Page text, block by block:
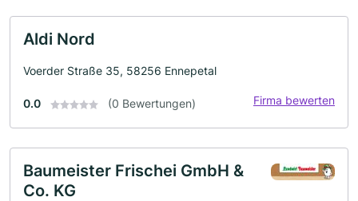
Aldi Nord
Voerder Straße 35, 58256 Ennepetal
0.0 (0 Bewertungen) Firma bewerten
Baumeister Frischei GmbH &
Co. KG